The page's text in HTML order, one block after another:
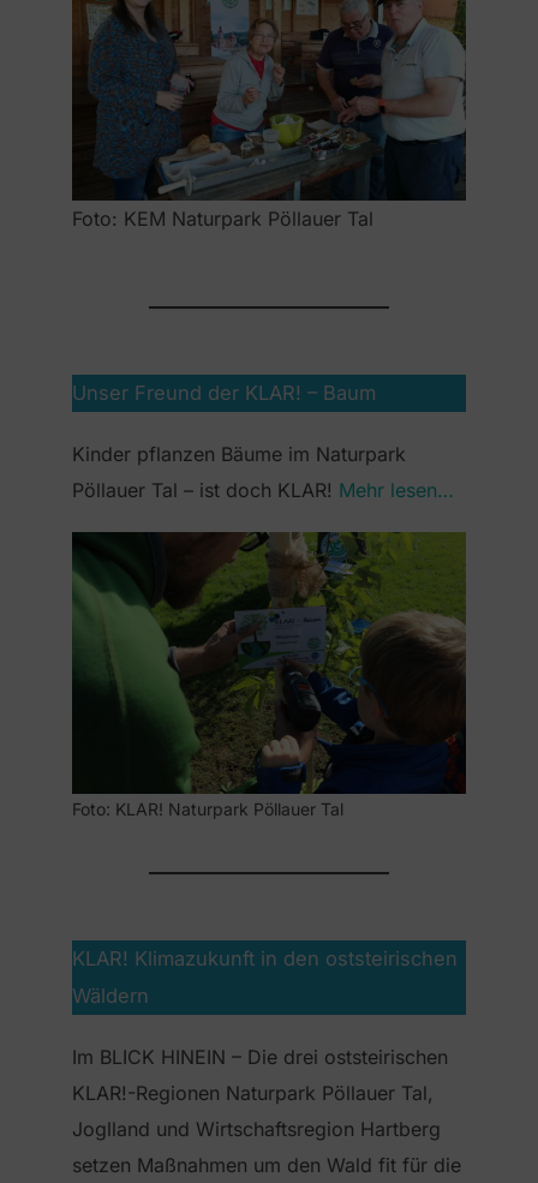
Foto: KEM Naturpark Pöllauer Tal
Unser Freund der KLAR! – Baum
Kinder pflanzen Bäume im Naturpark
Pöllauer Tal – ist doch KLAR! Mehr lesen…
Foto: KLAR! Naturpark Pöllauer Tal
KLAR! Klimazukunft in den oststeirischen
Wäldern
Im BLICK HINEIN – Die drei oststeirischen
KLAR!-Regionen Naturpark Pöllauer Tal,
Joglland und Wirtschaftsregion Hartberg
setzen Maßnahmen um den Wald fit für die